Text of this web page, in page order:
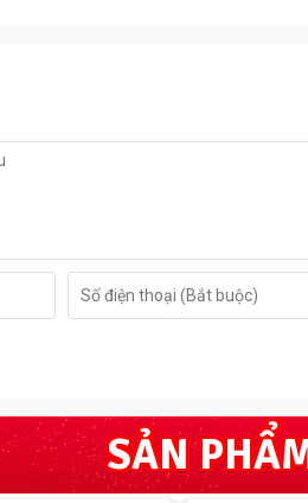
đông cứng hơn đá giữa xi
thước trong lòng để vừa các loại
chọn được không gian để đồ
SẢN